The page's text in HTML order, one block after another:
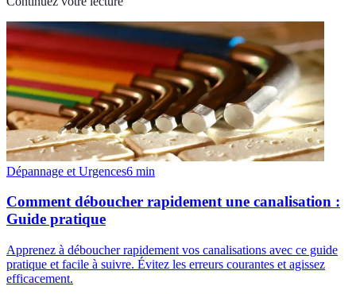
Dépannage et Urgences6 min
Comment déboucher rapidement une canalisation :
Guide pratique
Apprenez à déboucher rapidement vos canalisations avec ce guide
pratique et facile à suivre. Évitez les erreurs courantes et agissez
efficacement.